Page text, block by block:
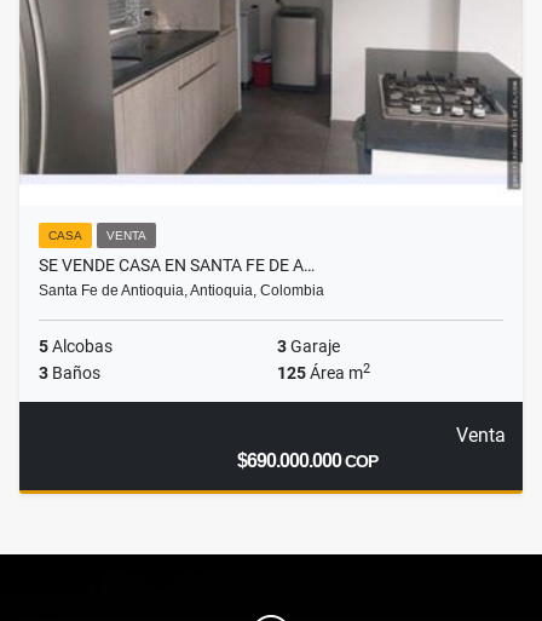
CASA VENTA
SE VENDE CASA EN SANTA FE DE A…
Santa Fe de Antioquia, Antioquia, Colombia
5Alcobas 3Garaje
3 Baños 125Área m2
Venta
$690.000.000COP